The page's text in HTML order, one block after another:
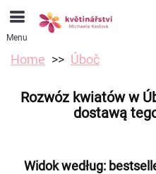
Menu
Home Úboč
Rozwóz kwiatów w
dostawą
Widok według: